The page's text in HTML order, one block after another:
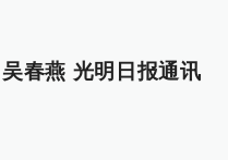
春燕 光明日报通讯